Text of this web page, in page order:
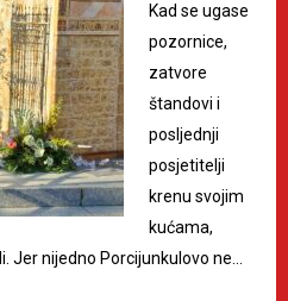
Kad se ugase
pozornice,
zatvore
štandovi i
posljednji
posjetitelji
krenu svojim
kućama,
Jer nijedno Porcijunkulovo ne…